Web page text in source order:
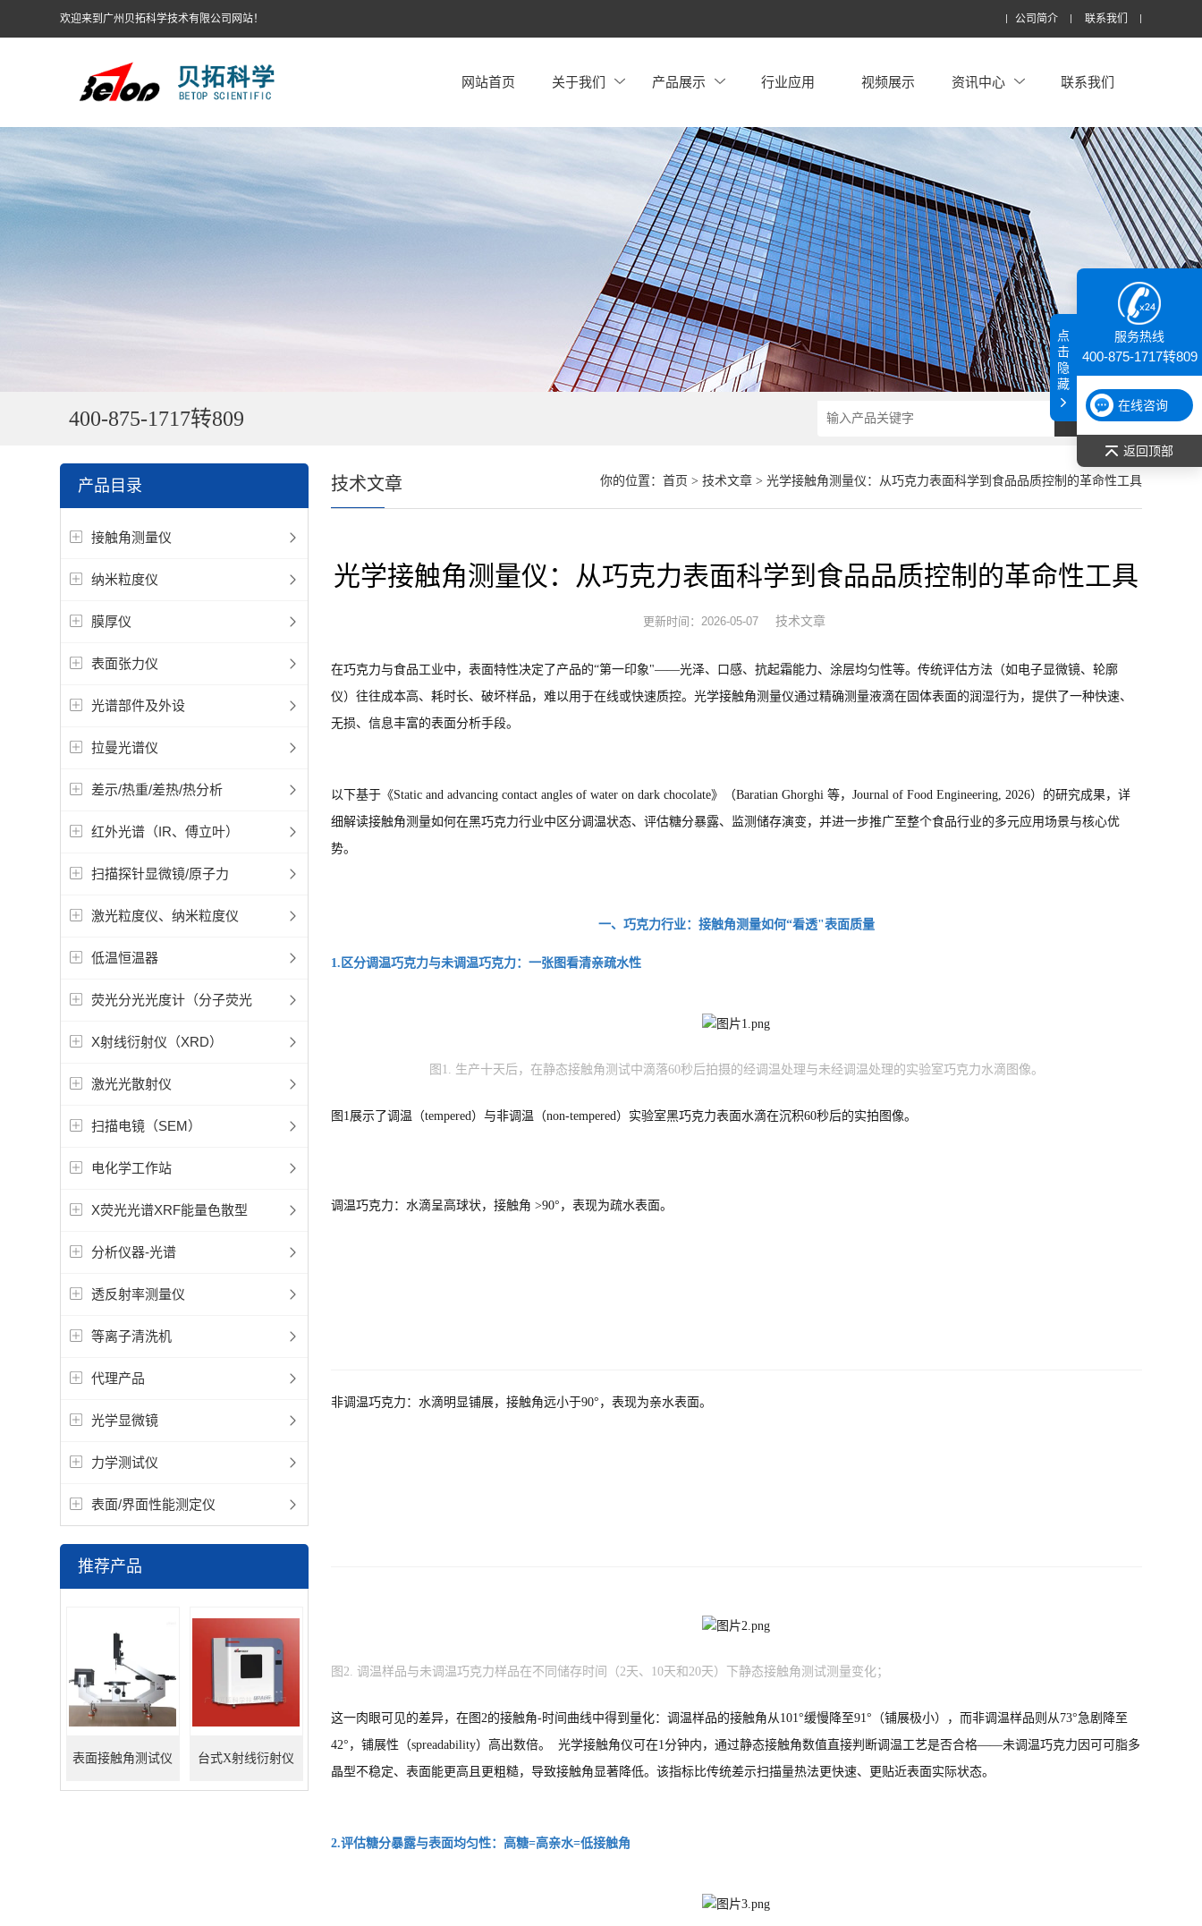
欢迎来到广州贝拓科学技术有限公司网站！ 公司简介 联系我们
网站首页 关于我们 产品展示 行业应用 视频展示 资讯中心 联系我们
400-875-1717转809
产品目录
接触角测量仪
纳米粒度仪
膜厚仪
表面张力仪
光谱部件及外设
拉曼光谱仪
差示/热重/差热/热分析
红外光谱（IR、傅立叶）
扫描探针显微镜/原子力
激光粒度仪、纳米粒度仪
低温恒温器
荧光分光光度计（分子荧光
X射线衍射仪（XRD）
激光光散射仪
扫描电镜（SEM）
电化学工作站
X荧光光谱XRF能量色散型
分析仪器-光谱
透反射率测量仪
等离子清洗机
代理产品
光学显微镜
力学测试仪
表面/界面性能测定仪
推荐产品
表面接触角测试仪 台式X射线衍射仪
你的位置： 首页 > 技术文章> 光学接触角测量仪：从巧克力表面科学到食品品质控制的革命性工具
技术文章
光学接触角测量仪：从巧克力表面科学到食品品质控制的革命性工具
更新时间：2026-05-07 技术文章
在巧克力与食品工业中，表面特性决定了产品的“第一印象"——光泽、口感、抗起霜能力、涂层均匀性等。传统评估方法（如电子显微镜、轮廓
仪）往往成本高、耗时长、破坏样品，难以用于在线或快速质控。光学接触角测量仪通过精确测量液滴在固体表面的润湿行为，提供了一种快速、
无损、信息丰富的表面分析手段。
以下基于《Static and advancing contact angles of water on dark chocolate》（Baratian Ghorghi 等，Journal of Food Engineering, 2026）的研究成果，详
细解读接触角测量如何在黑巧克力行业中区分调温状态、评估糖分暴露、监测储存演变，并进一步推广至整个食品行业的多元应用场景与核心优
势。
一、巧克力行业：接触角测量如何“看透"表面质量
1.区分调温巧克力与未调温巧克力：一张图看清亲疏水性
图1. 生产十天后，在静态接触角测试中滴落60秒后拍摄的经调温处理与未经调温处理的实验室巧克力水滴图像。
图1展示了调温（tempered）与非调温（non‑tempered）实验室黑巧克力表面水滴在沉积60秒后的实拍图像。
调温巧克力：水滴呈高球状，接触角 >90°，表现为疏水表面。
非调温巧克力：水滴明显铺展，接触角远小于90°，表现为亲水表面。
图2. 调温样品与未调温巧克力样品在不同储存时间（2天、10天和20天）下静态接触角测试测量变化；
这一肉眼可见的差异，在图2的接触角-时间曲线中得到量化：调温样品的接触角从101°缓慢降至91°（铺展极小），而非调温样品则从73°急剧降至
42°，铺展性（spreadability）高出数倍。 光学接触角仪可在1分钟内，通过静态接触角数值直接判断调温工艺是否合格——未调温巧克力因可可脂多
晶型不稳定、表面能更高且更粗糙，导致接触角显著降低。该指标比传统差示扫描量热法更快速、更贴近表面实际状态。
2.评估糖分暴露与表面均匀性：高糖=高亲水=低接触角
服务热线
400-875-1717转809
在线咨询
返回顶部
点
击
隐
藏